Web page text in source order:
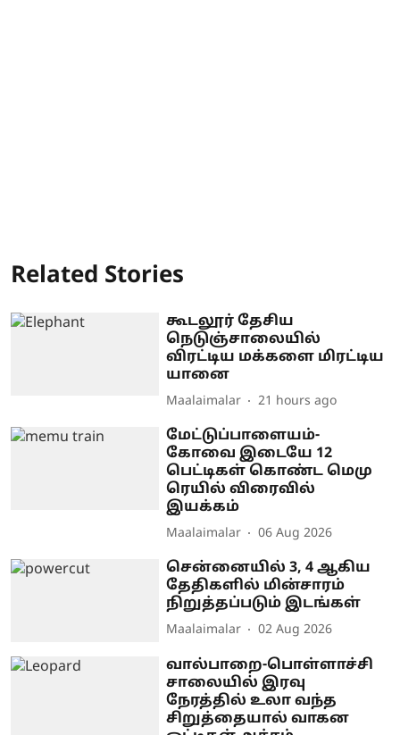
Related Stories
கூடலூர் தேசிய
நெடுஞ்சாலையில்
விரட்டிய மக்களை மிரட்டிய
யானை
Maalaimalar 21 hours ago
மேட்டுப்பாளையம்-
கோவை இடையே 12
பெட்டிகள் கொண்ட மெமு
ரெயில் விரைவில்
இயக்கம்
Maalaimalar 06 Aug 2026
சென்னையில் 3, 4 ஆகிய
தேதிகளில் மின்சாரம்
நிறுத்தப்படும் இடங்கள்
Maalaimalar 02 Aug 2026
வால்பாறை-பொள்ளாச்சி
சாலையில் இரவு
நேரத்தில் உலா வந்த
சிறுத்தையால் வாகன